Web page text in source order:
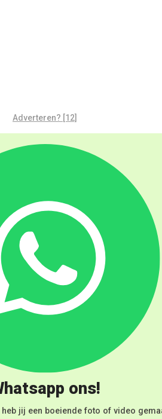
Adverteren? [12]
ons!
jij een boeiende foto of video